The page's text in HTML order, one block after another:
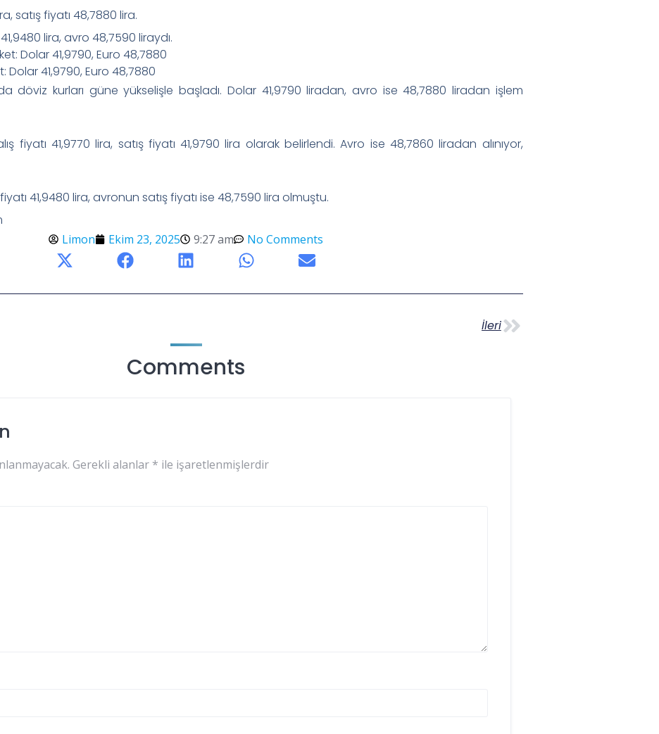
satış fiyatı 48,7880 lira.
lira, avro 48,7590 liraydı.
Dolar 41,9790, Euro 48,7880
döviz kurları güne yükselişle başladı. Dolar 41,9790 liradan, avro ise 48,7880 liradan işlem
fiyatı 41,9770 lira, satış fiyatı 41,9790 lira olarak belirlendi. Avro ise 48,7860 liradan alınıyor,
41,9480 lira, avronun satış fiyatı ise 48,7590 lira olmuştu.
Limon Ekim 23, 2025 9:27 am No Comments
İleri
Comments
Gerekli alanlar * ile işaretlenmişlerdir